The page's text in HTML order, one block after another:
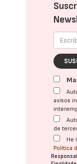
avisos
de
He
Política